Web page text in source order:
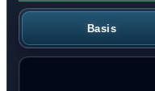
Basis